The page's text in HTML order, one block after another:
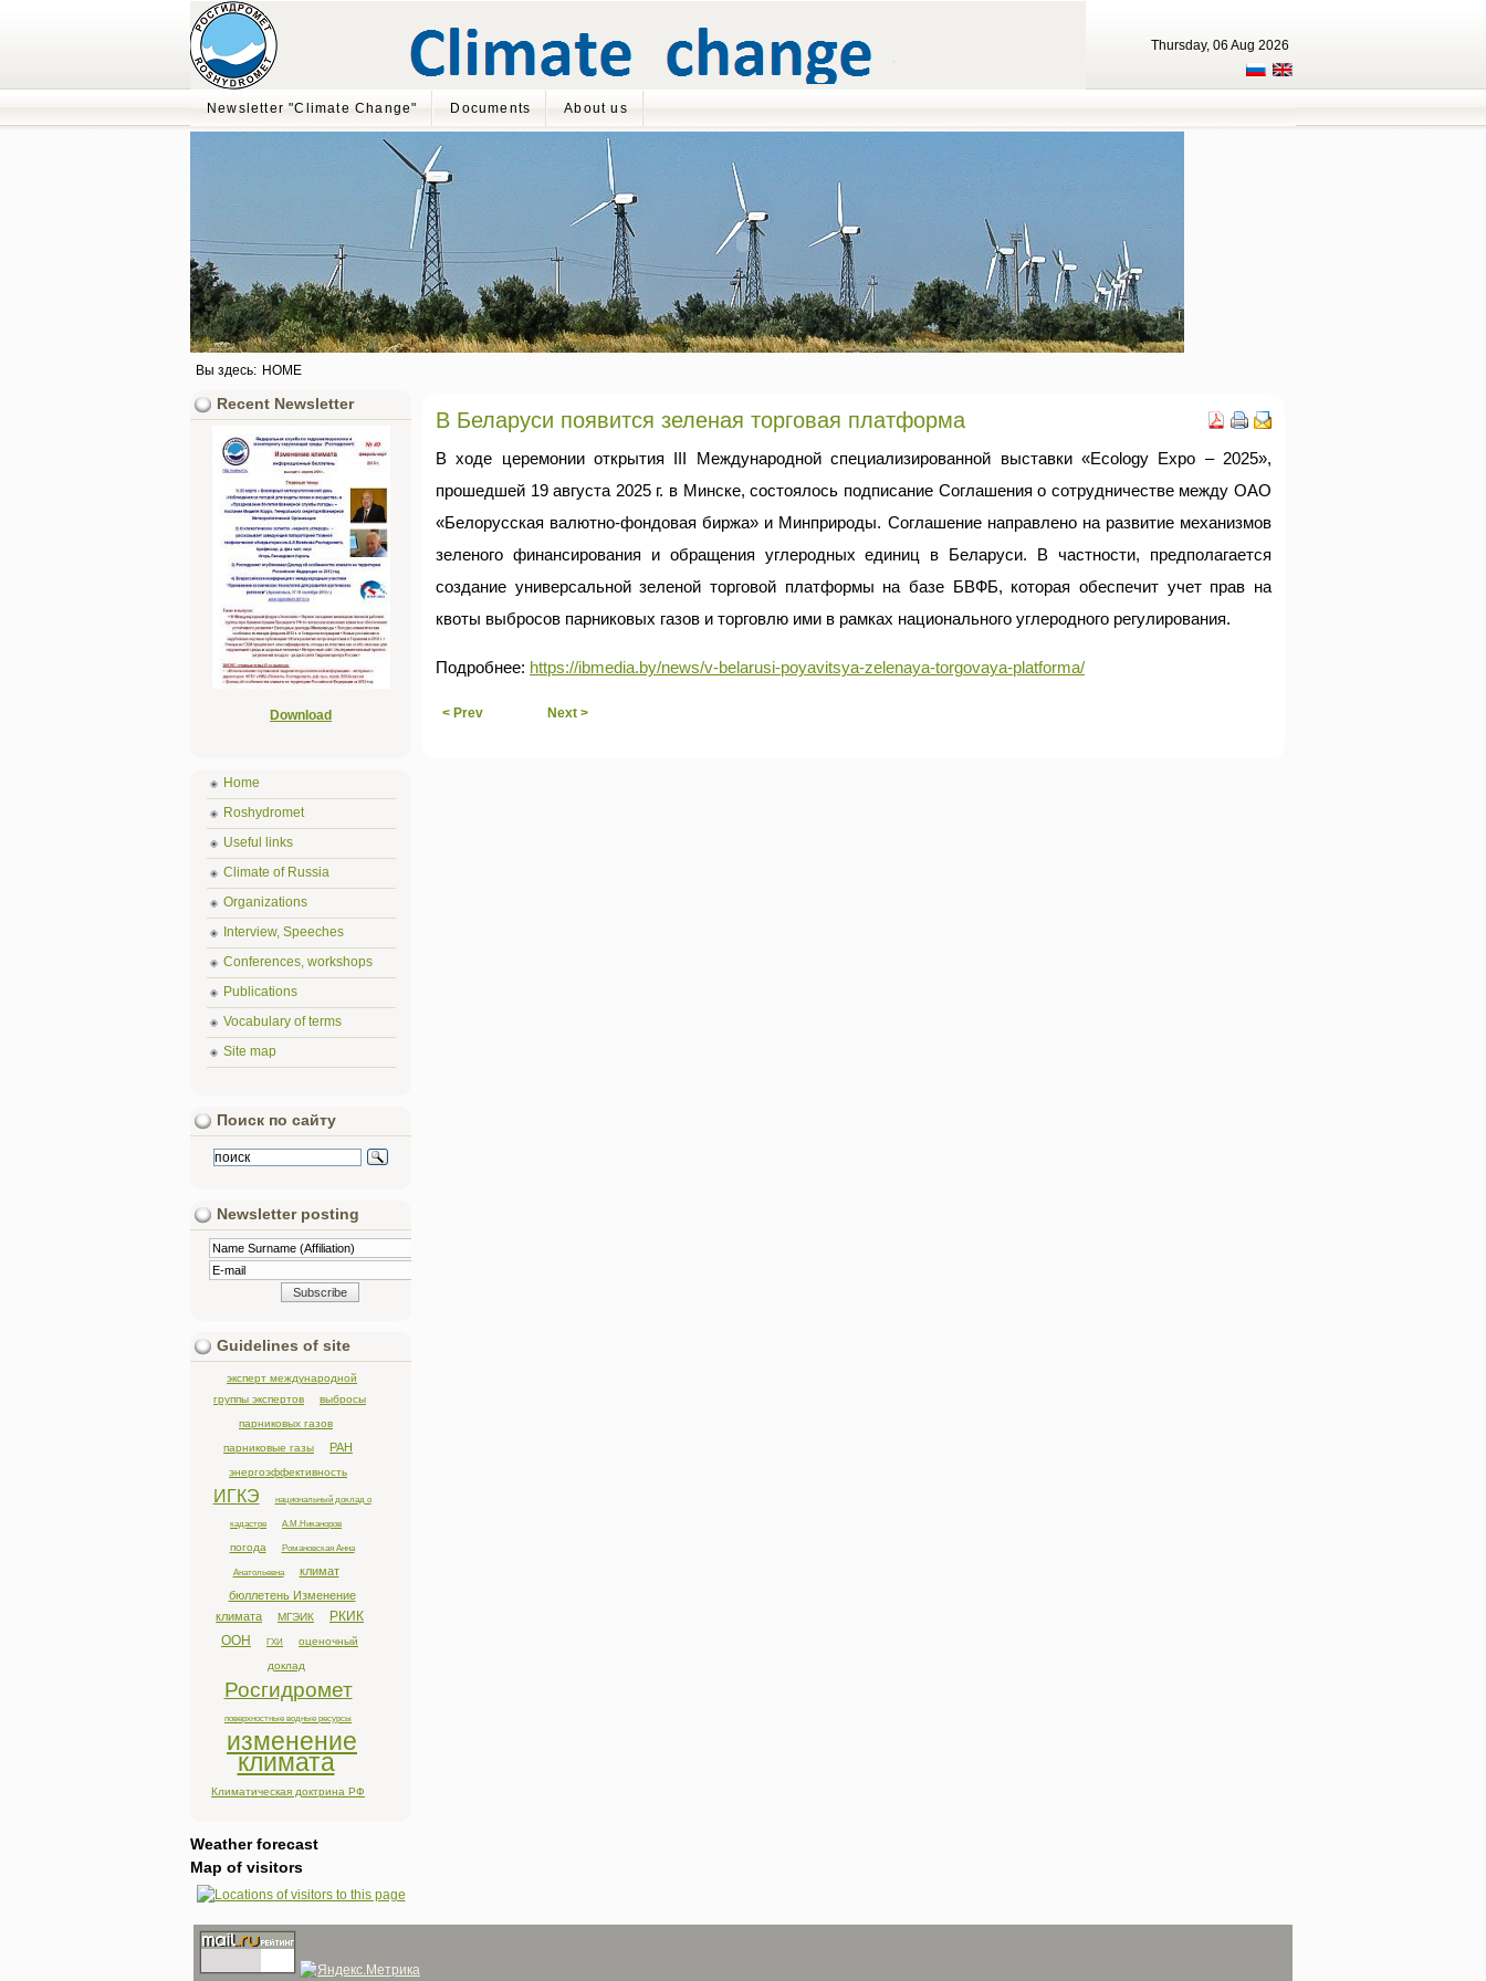
Thursday, 06 Aug 2026
Newsletter "Climate Change" Documents About us
Вы здесь: HOME
В Беларуси появится зеленая торговая платформа
В ходе церемонии открытия III Международной специализированной выставки «Ecology Expo – 2025»,
прошедшей 19 августа 2025 г. в Минске, состоялось подписание Соглашения о сотрудничестве между ОАО
«Белорусская валютно-фондовая биржа» и Минприроды. Соглашение направлено на развитие механизмов
зеленого финансирования и обращения углеродных единиц в Беларуси. В частности, предполагается
создание универсальной зеленой торговой платформы на базе БВФБ, которая обеспечит учет прав на
квоты выбросов парниковых газов и торговлю ими в рамках национального углеродного регулирования.
Подробнее: https://ibmedia.by/news/v-belarusi-poyavitsya-zelenaya-torgovaya-platforma/
< Prev Next >
Recent Newsletter
Download
Home
Roshydromet
Useful links
Climate of Russia
Organizations
Interview, Speeches
Conferences, workshops
Publications
Vocabulary of terms
Site map
Поиск по сайту
Newsletter posting
Guidelines of site
эксперт международной
группы экспертов
выбросы
парниковых газов
парниковые газы
РАН
энергоэффективность
ИГКЭ национальный доклад о
кадастре А.М.Никаноров
погода Романовская Анна
Анатольевна
климат
бюллетень Изменение
климата
МГЭИК
РКИК
ООН
ГХИ
оценочный
доклад
Росгидромет
поверхностные водные ресурсы
изменение
климата
Климатическая доктрина РФ
Weather forecast
Map of visitors